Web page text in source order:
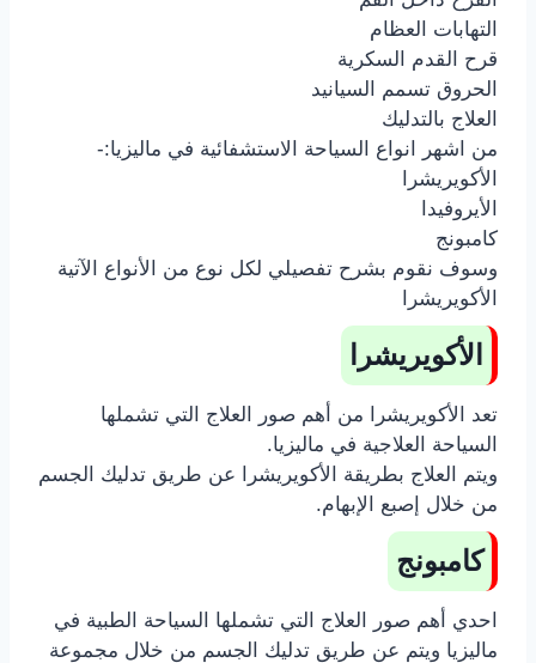
التهابات العظام
قرح القدم السكرية
الحروق تسمم السيانيد
العلاج بالتدليك
من اشهر انواع السياحة الاستشفائية في ماليزيا:-
الأكويريشرا
الأيروفيدا
كامبونج
وسوف نقوم بشرح تفصيلي لكل نوع من الأنواع الآتية
الأكويريشرا
الأكويريشرا
تعد الأكويريشرا من أهم صور العلاج التي تشملها
السياحة العلاجية في ماليزيا.
ويتم العلاج بطريقة الأكويريشرا عن طريق تدليك الجسم
من خلال إصبع الإبهام.
كامبونج
احدي أهم صور العلاج التي تشملها السياحة الطبية في
ماليزيا ويتم عن طريق تدليك الجسم من خلال مجموعة